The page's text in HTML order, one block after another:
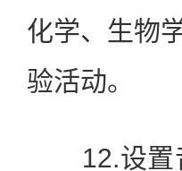
化学、生物
验活动。
12.设置音